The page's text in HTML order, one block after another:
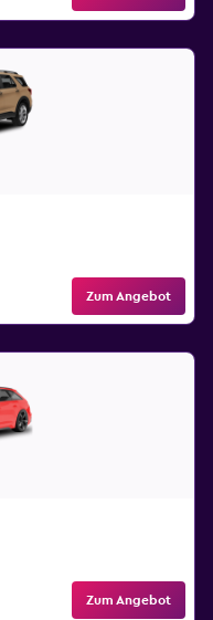
Zum Angebot
Zum Angebot